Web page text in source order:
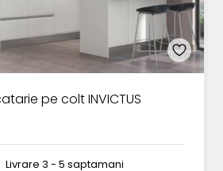
pe colt INVICTUS
Livrare 3 - 5 saptamani